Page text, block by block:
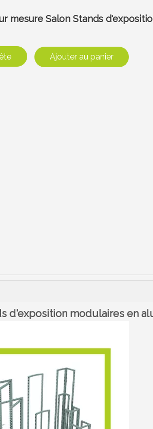
mesure Salon Stands
Ajouter au panier
d'exposition modulaires en